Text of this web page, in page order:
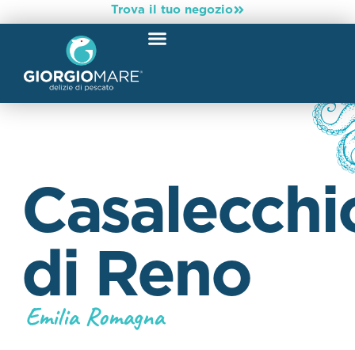
Trova il tuo negozio
di Reno
Emilia Romagna